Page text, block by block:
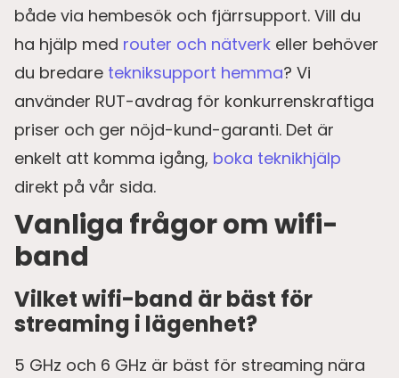
både via hembesök och fjärrsupport. Vill du
ha hjälp med router och nätverk eller behöver
du bredare tekniksupport hemma? Vi
använder RUT-avdrag för konkurrenskraftiga
priser och ger nöjd-kund-garanti. Det är
enkelt att komma igång, boka teknikhjälp
direkt på vår sida.
Vanliga frågor om wifi-
band
Vilket wifi-band är bäst för
streaming i lägenhet?
5 GHz och 6 GHz är bäst för streaming nära